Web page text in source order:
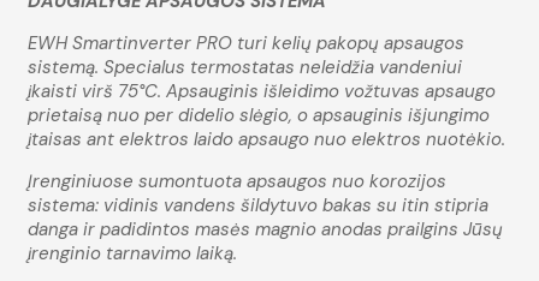
EWH Smartinverter PRO turi kelių pakopų apsaugos
sistemą. Specialus termostatas neleidžia vandeniui
įkaisti virš 75°C. Apsauginis išleidimo vožtuvas apsaugo
prietaisą nuo per didelio slėgio, o apsauginis išjungimo
įtaisas ant elektros laido apsaugo nuo elektros nuotėkio.
Įrenginiuose sumontuota apsaugos nuo korozijos
sistema: vidinis vandens šildytuvo bakas su itin stipria
danga ir padidintos masės magnio anodas prailgins Jūsų
įrenginio tarnavimo laiką.